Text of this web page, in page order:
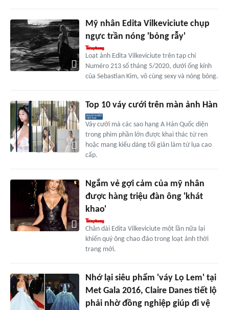
Mỹ nhân Edita Vilkeviciute chụp
ngực trần nóng 'bỏng rẫy'
Loạt ảnh Edita Vilkeviciute trên tạp chí
Numéro 213 số tháng 5/2020, dưới ống kính
của Sebastian Kim, vô cùng sexy và nóng bỏng.
Top 10 váy cưới trên màn ảnh Hàn
Váy cưới mà các sao hạng A Hàn Quốc diện
trong phim phần lớn được khai thác từ ren
hoặc mang kiểu dáng tối giản làm từ lụa cao
cấp.
Ngắm vẻ gợi cảm của mỹ nhân
được hàng triệu đàn ông 'khát
khao'
Chân dài Edita Vilkeviciute một lần nữa lại
khiến quý ông chao đảo trong loạt ảnh thời
trang mới.
Nhớ lại siêu phẩm 'váy Lọ Lem' tại
Met Gala 2016, Claire Danes tiết lộ
phải nhờ đồng nghiệp giúp đi vệ